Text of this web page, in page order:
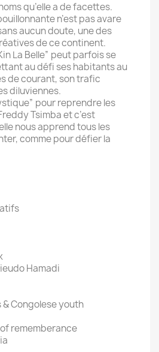
qu’elle a de facettes.
n’est pas avare
aucun doute, une des
de ce continent.
La Belle” peut parfois se
au défi ses habitants au
de courant, son trafic
diluviennes.
pour reprendre les
Tsimba et c’est
nous apprend tous les
comme pour défier la
Hamadi
Congolese youth
rememberance